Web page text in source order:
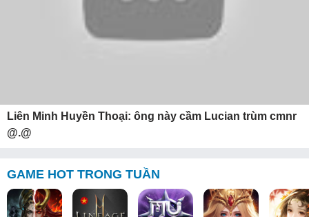
Liên Minh Huyền Thoại: ông này cầm Lucian trùm cmnr
@.@
GAME HOT TRONG TUẦN